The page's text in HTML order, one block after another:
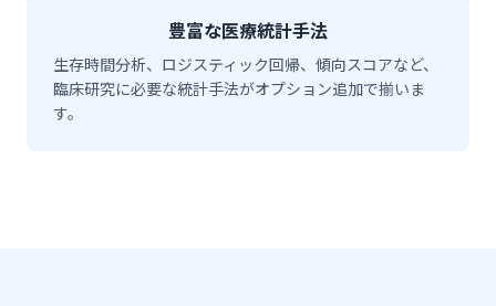
豊富な医療統計手法
生存時間分析、ロジスティック回帰、傾向スコアなど、
臨床研究に必要な統計手法がオプション追加で揃いま
す。